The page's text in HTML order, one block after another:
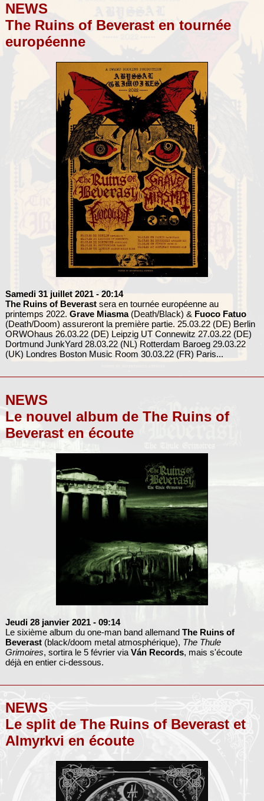
NEWS
The Ruins of Beverast en tournée
européenne
Samedi 31 juillet 2021 - 20:14
The Ruins of Beverastsera en tournée européenne au
printemps 2022. Grave Miasma(Death/Black) & Fuoco Fatuo
(Death/Doom) assureront la première partie. 25.03.22 (DE) Berlin
ORWOhaus 26.03.22 (DE) Leipzig UT Connewitz 27.03.22 (DE)
Dortmund JunkYard 28.03.22 (NL) Rotterdam Baroeg 29.03.22
(UK) Londres Boston Music Room 30.03.22 (FR) Paris...
NEWS
Le nouvel album de The Ruins of
Beverast en écoute
Jeudi 28 janvier 2021 - 09:14
Le sixième album du one-man band allemand The Ruins of
Beverast(black/doom metal atmosphérique), The Thule
Grimoires, sortira le 5 février via Ván Records, mais s'écoute
déjà en entier ci-dessous.
NEWS
Le split de The Ruins of Beverast et
Almyrkvi en écoute